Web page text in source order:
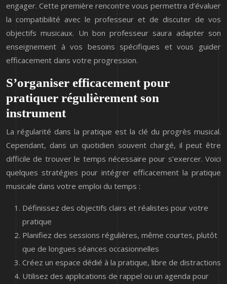
engager. Cette première rencontre vous permettra d’évaluer
la compatibilité avec le professeur et de discuter de vos
objectifs musicaux. Un bon professeur saura adapter son
enseignement à vos besoins spécifiques et vous guider
efficacement dans votre progression.
S’organiser efficacement pour
pratiquer régulièrement son
instrument
La régularité dans la pratique est la clé du progrès musical.
Cependant, dans un quotidien souvent chargé, il peut être
difficile de trouver le temps nécessaire pour s’exercer. Voici
quelques stratégies pour intégrer efficacement la pratique
musicale dans votre emploi du temps :
Définissez des objectifs clairs et réalistes pour votre
pratique
Planifiez des sessions régulières, même courtes, plutôt
que de longues séances occasionnelles
Créez un espace dédié à la pratique, libre de distractions
Utilisez des applications de rappel ou un agenda pour